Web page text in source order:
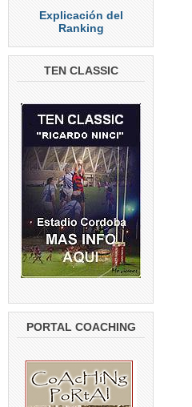
Explicación del
Ranking
TEN CLASSIC
PORTAL COACHING